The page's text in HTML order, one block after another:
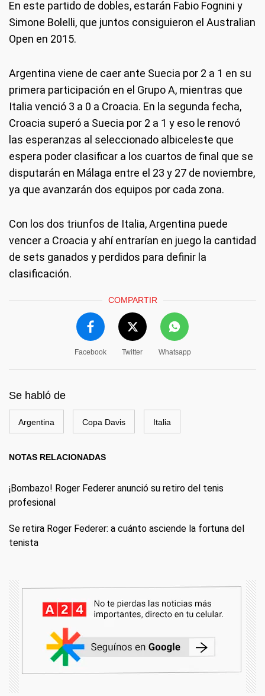
En este partido de dobles, estarán Fabio Fognini y
Simone Bolelli, que juntos consiguieron el Australian
Open en 2015.
Argentina viene de caer ante Suecia por 2 a 1 en su
primera participación en el Grupo A, mientras que
Italia venció 3 a 0 a Croacia. En la segunda fecha,
Croacia superó a Suecia por 2 a 1 y eso le renovó
las esperanzas al seleccionado albiceleste que
espera poder clasificar a los cuartos de final que se
disputarán en Málaga entre el 23 y 27 de noviembre,
ya que avanzarán dos equipos por cada zona.
Con los dos triunfos de Italia, Argentina puede
vencer a Croacia y ahí entrarían en juego la cantidad
de sets ganados y perdidos para definir la
clasificación.
COMPARTIR
Facebook Twitter Whatsapp
Se habló de
Argentina Copa Davis Italia
NOTAS RELACIONADAS
¡Bombazo! Roger Federer anunció su retiro del tenis
profesional
Se retira Roger Federer: a cuánto asciende la fortuna del
tenista